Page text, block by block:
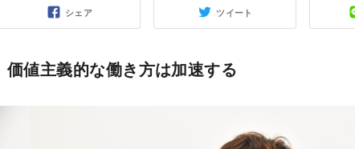
シェア ツイート
価値主義的な働き方は加速する